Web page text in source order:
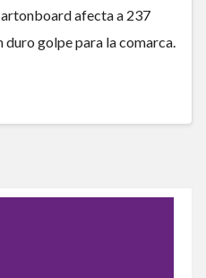
afecta a 237
duro golpe para la comarca.